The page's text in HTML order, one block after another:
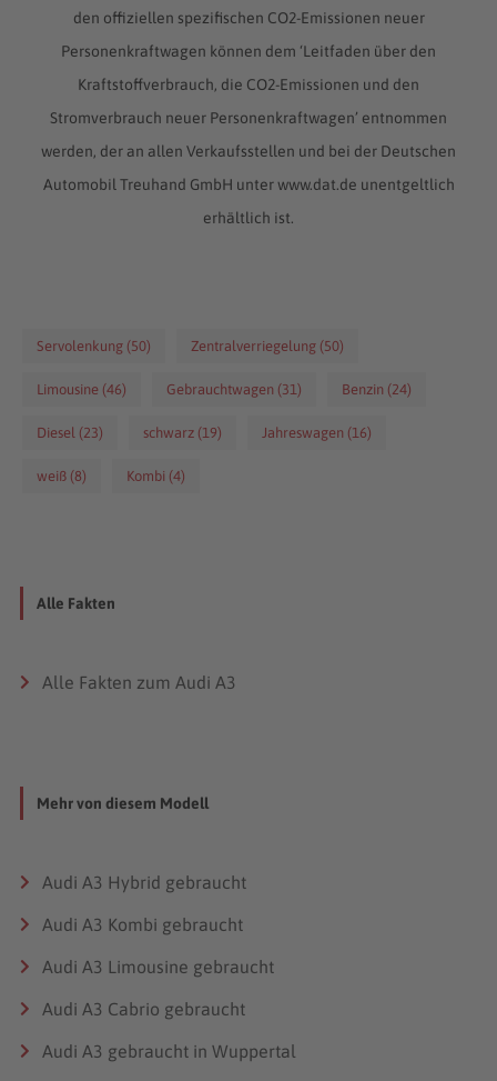
den offiziellen spezifischen CO2-Emissionen neuer
Personenkraftwagen können dem ‘Leitfaden über den
Kraftstoffverbrauch, die CO2-Emissionen und den
Stromverbrauch neuer Personenkraftwagen’ entnommen
werden, der an allen Verkaufsstellen und bei der Deutschen
Automobil Treuhand GmbH unter www.dat.de unentgeltlich
erhältlich ist.
Servolenkung (50) Zentralverriegelung (50)
Limousine (46) Gebrauchtwagen (31) Benzin (24)
Diesel (23) schwarz (19) Jahreswagen (16)
weiß (8) Kombi (4)
Alle Fakten
Alle Fakten zum Audi A3
Mehr von diesem Modell
Audi A3 Hybrid gebraucht
Audi A3 Kombi gebraucht
Audi A3 Limousine gebraucht
Audi A3 Cabrio gebraucht
Audi A3 gebraucht in Wuppertal